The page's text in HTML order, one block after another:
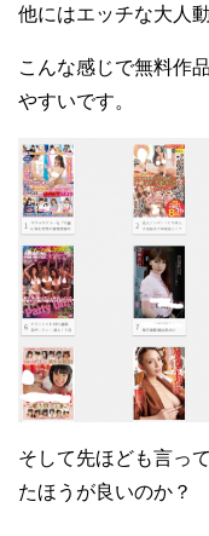
他にはエッチな大人
こんな感じで無料作
やすいです。
そして先ほども言っ
たほうが良いのか？